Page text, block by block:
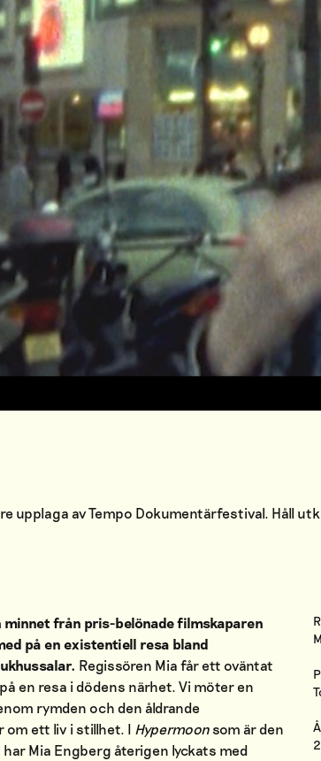
upplaga av Tempo Dokumentärfestival. Håll
från pris-belönade filmskaparen
på en existentiell resa bland
Regissören Mia får ett oväntat
en resa i dödens närhet. Vi möter en
rymden och den åldrande
om ett liv i stillhet. I Hypermoonsom är den
Mia Engberg återigen lyckats med